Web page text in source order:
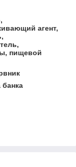
агент,
пищевой
банка